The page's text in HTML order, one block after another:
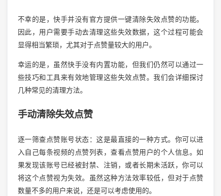
不幸的是，快手并没有官方提供一键清除失效点赞的功能。
因此，用户需要手动去清理这些失效数据，这个过程可能会
显得相当繁琐，尤其对于点赞量较大的用户。
幸运的是，虽然快手没有内置功能，但我们仍然可以通过一
些技巧和工具来有效地管理这些失效点赞。我们会详细探讨
几种常见的清理方法。
手动清除失效点赞
逐一筛查点赞账号状态：这是最直接的一种方式。你可以进
入自己每条视频的点赞列表，查看点赞用户的个人信息。如
果发现该账号已经被封禁、注销，或者长期未活跃，你可以
将这个点赞视为失效。虽然这种方法效率较低，但对于点赞
数量不多的用户来说，还是可以考虑使用的。